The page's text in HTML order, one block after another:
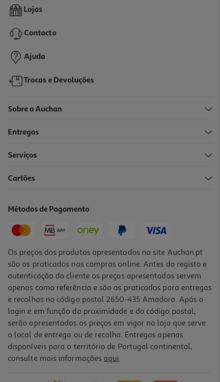
Junta Vedação Silicone Actuel Para Panela Pressão 22cm
7,99 €
Lojas
Contacto
Ajuda
Trocas e Devoluções
Sobre a Auchan
Entregas
Serviços
Cartões
Métodos de Pagamento
Os preços dos produtos apresentados no site Auchan.pt
são os praticados nas compras online. Antes do registo e
autenticação do cliente os preços apresentados servem
apenas como referência e são os praticados para entregas
e recolhas no código postal 2650-435 Amadora. Após o
login e em função da proximidade e do código postal,
serão apresentados os preços em vigor na loja que serve
o local de entrega ou de recolha. Entregas apenas
disponíveis para o território de Portugal continental,
consulte mais informações aqui.